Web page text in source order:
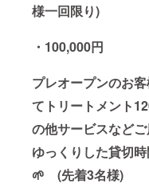
様一回限り)
・100,000円
プレオープンのお
てトリートメント
の他サービスなど
ゆっくりした貸切
🌱 (先着3名様)